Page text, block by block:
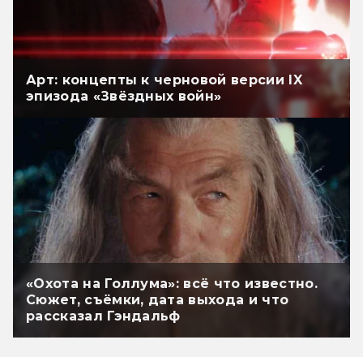
Арт: концепты к черновой версии IX
эпизода «Звёздных войн»
«Охота на Голлума»: всё что известно.
Сюжет, съёмки, дата выхода и что
рассказал Гэндальф